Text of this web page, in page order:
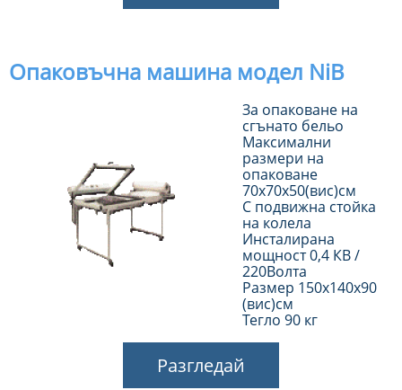
Опаковъчна машина модел NiB
За опаковане на
сгънато бельо
Максимални
размери на
опаковане
70х70х50(вис)см
С подвижна стойка
на колела
Инсталирана
мощност 0,4 КВ /
220Волта
Размер 150х140х90
(вис)см
Тегло 90 кг
Разгледай